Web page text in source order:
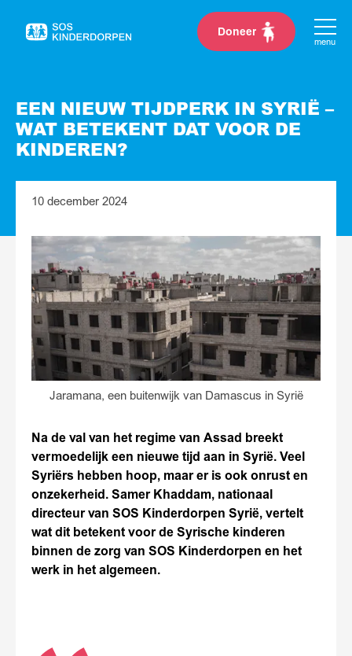
Naar
Doneer
menu
EEN NIEUW TIJDPERK IN SYRIË –
WAT BETEKENT DAT VOOR DE
KINDEREN?
10 december 2024
Jaramana, een buitenwijk van Damascus in Syrië
Na de val van het regime van Assad breekt
vermoedelijk een nieuwe tijd aan in Syrië. Veel
Syriërs hebben hoop, maar er is ook onrust en
onzekerheid. Samer Khaddam, nationaal
directeur van SOS Kinderdorpen Syrië, vertelt
wat dit betekent voor de Syrische kinderen
binnen de zorg van SOS Kinderdorpen en het
werk in het algemeen.